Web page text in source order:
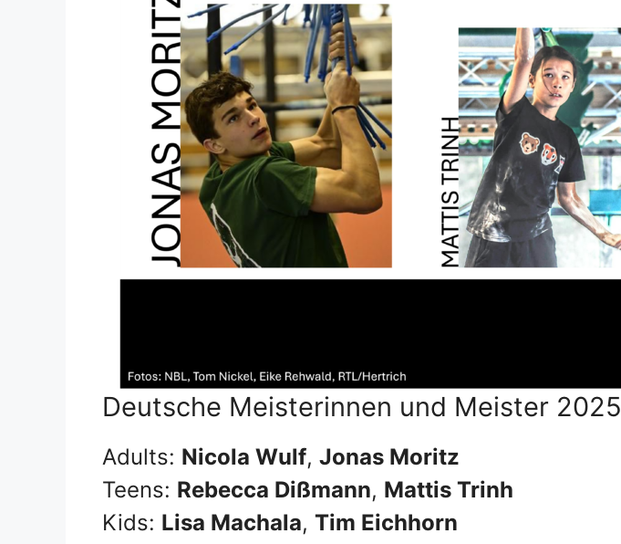
Deutsche Meisterinnen und Meister 2025
Adults: Nicola Wulf, Jonas Moritz
Teens: Rebecca Dißmann, Mattis Trinh
Kids: Lisa Machala, Tim Eichhorn